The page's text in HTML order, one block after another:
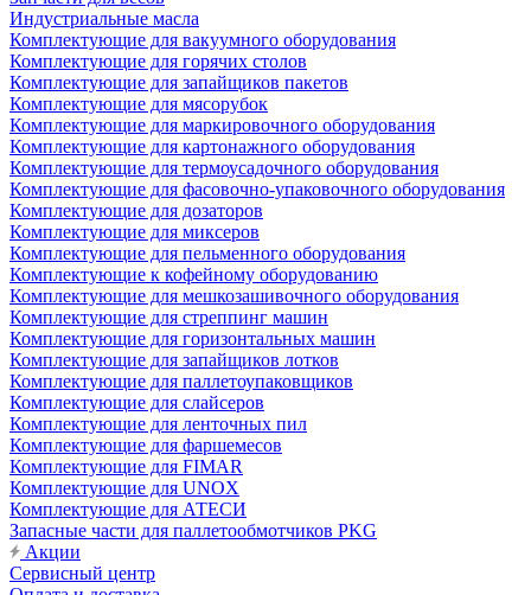
Индустриальные масла
Комплектующие для вакуумного оборудования
Комплектующие для горячих столов
Комплектующие для запайщиков пакетов
Комплектующие для мясорубок
Комплектующие для маркировочного оборудования
Комплектующие для картонажного оборудования
Комплектующие для термоусадочного оборудования
Комплектующие для фасовочно-упаковочного оборудования
Комплектующие для дозаторов
Комплектующие для миксеров
Комплектующие для пельменного оборудования
Комплектующие к кофейному оборудованию
Комплектующие для мешкозашивочного оборудования
Комплектующие для стреппинг машин
Комплектующие для горизонтальных машин
Комплектующие для запайщиков лотков
Комплектующие для паллетоупаковщиков
Комплектующие для слайсеров
Комплектующие для ленточных пил
Комплектующие для фаршемесов
Комплектующие для FIMAR
Комплектующие для UNOX
Комплектующие для АТЕСИ
Запасные части для паллетообмотчиков PKG
Акции
Сервисный центр